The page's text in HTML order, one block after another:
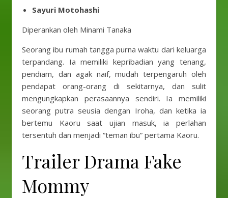
Sayuri Motohashi
Diperankan oleh Minami Tanaka
Seorang ibu rumah tangga purna waktu dari keluarga
terpandang. Ia memiliki kepribadian yang tenang,
pendiam, dan agak naif, mudah terpengaruh oleh
pendapat orang-orang di sekitarnya, dan sulit
mengungkapkan perasaannya sendiri. Ia memiliki
seorang putra seusia dengan Iroha, dan ketika ia
bertemu Kaoru saat ujian masuk, ia perlahan
tersentuh dan menjadi “teman ibu” pertama Kaoru.
Trailer Drama Fake
Mommy